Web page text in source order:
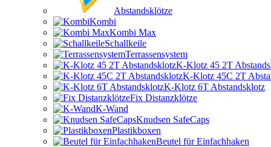
Abstandsklötze
Kombi
Kombi Max
Schallkeile
Terrassensystem
K-Klotz 45 2T
K-Klotz 45C 2T
K-Klotz 6T Abstandsklotz
Fix Distanzklötze
K-Wand
Knudsen SafeCaps
Plastikboxen
Beutel für Einfachhaken